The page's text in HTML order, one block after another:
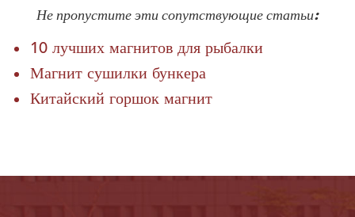
Не пропустите эти сопутствующие статьи:
10 лучших магнитов для рыбалки
Магнит сушилки бункера
Китайский горшок магнит